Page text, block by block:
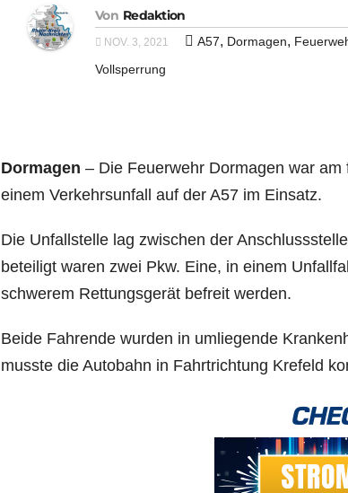
Von Redaktion
NOV. 3, 2021 A57, Dormagen,
Vollsperrung
Dor­ma­gen – Die Feu­er­wehr Dor­ma­gen war
einem Ver­kehrs­un­fall auf der A57 im Einsatz.
Die Unfall­stel­le lag zwi­schen der
betei­ligt waren zwei Pkw. Eine, in einem
schwe­rem Ret­tungs­ge­rät befreit werden.
Bei­de Fah­ren­de wur­den in umlie­gen­de
muss­te die Auto­bahn in Fahrt­rich­tung Kre­feld